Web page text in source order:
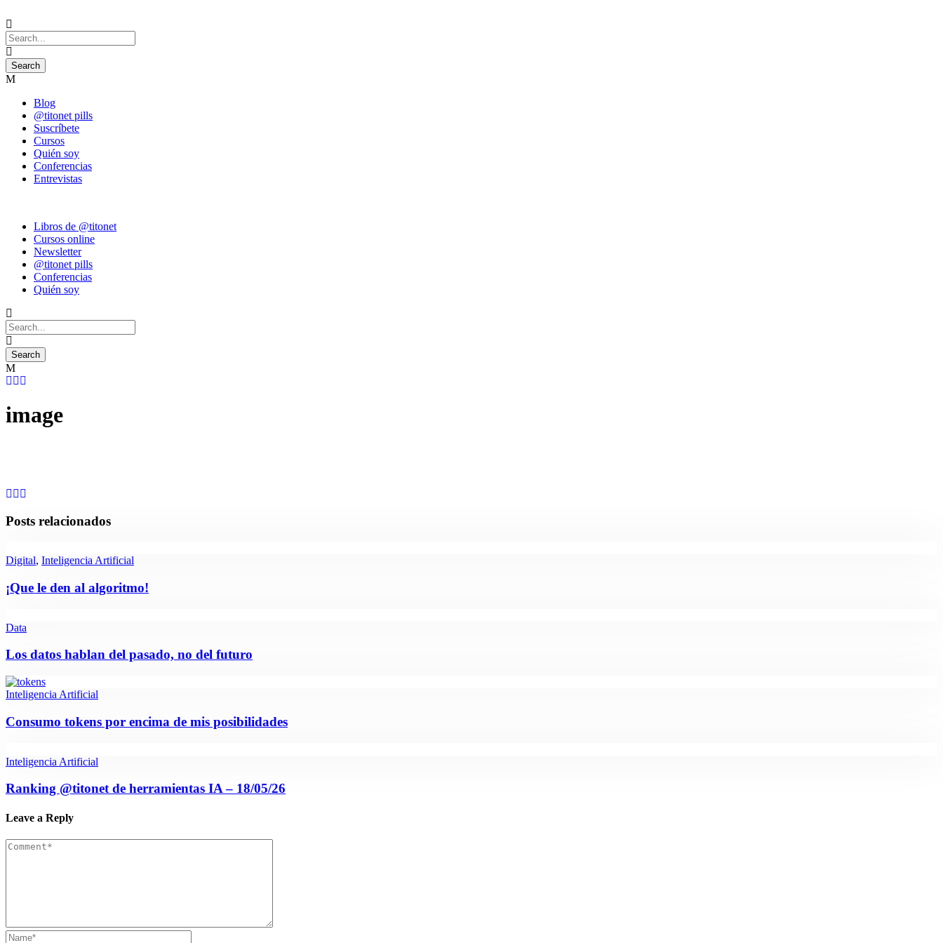
Blog
@titonet pills
Suscríbete
Cursos
Quién soy
Conferencias
Entrevistas
Libros de @titonet
Cursos online
Newsletter
@titonet pills
Conferencias
Quién soy
image
Posts relacionados
Digital, Inteligencia Artificial
¡Que le den al algoritmo!
Data
Los datos hablan del pasado, no del futuro
Inteligencia Artificial
Consumo tokens por encima de mis posibilidades
Inteligencia Artificial
Ranking @titonet de herramientas IA – 18/05/26
Leave a Reply